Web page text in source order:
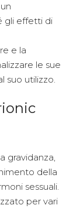
gli effetti di
e la
le sue
suo utilizzo.
gravidanza,
della
sessuali.
per vari